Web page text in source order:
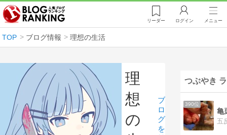
リーダー ログイン メニュー
TOP ブログ情報 理想の生活
理
想
の
ブ
ロ
グ
を
つぶやき
390位